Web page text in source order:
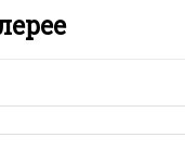
сайте, вам нужно
короткой — избегайте